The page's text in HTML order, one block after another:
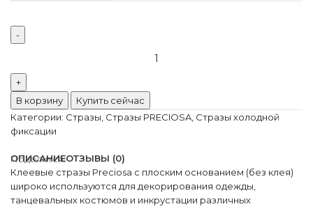
Preciosa
VIVA12
SunВ корзину
Купить сейчас
Категории: Стразы Стразы PRECIOSA Стразы холодной
фиксации
Поделится:
ОПИСАНИЕОТЗЫВЫ (0)
Клеевые стразы Preciosa с плоским основанием (без клея)
широко используются для декорирования одежды,
танцевальных костюмов и инкрустации различных